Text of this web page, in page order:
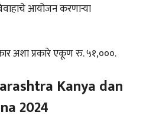
आयोजन करणाऱ्या
अशा प्रकारे एकूण रु. ५१,०००.
Kanya dan
2024